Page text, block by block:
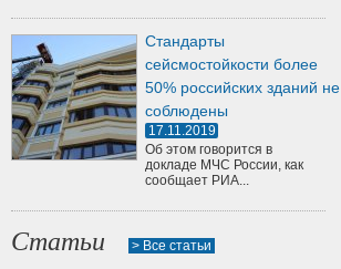
Стандарты
сейсмостойкости более
50% российских зданий не
соблюдены
17.11.2019
Об этом говорится в
докладе МЧС России, как
сообщает РИА...
Статьи > Все статьи